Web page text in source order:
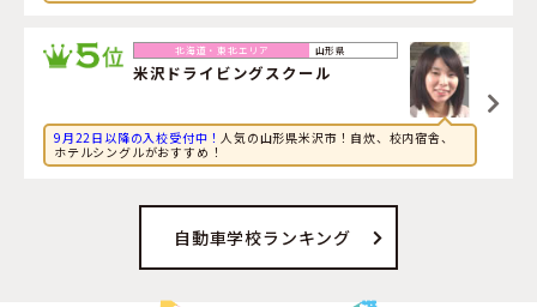
山形県
米沢ドライビングスクール
9月22日以降の入校受付中！人気の山形県米沢市！自炊、校内宿舎、
ホテルシングルがおすすめ！
自動車学校ランキング